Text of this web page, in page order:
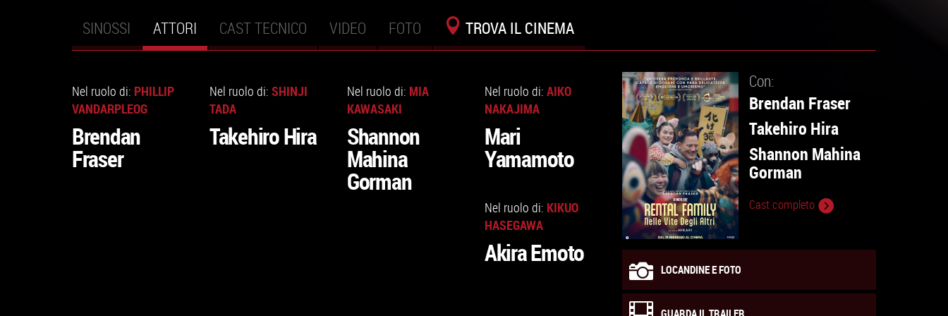
Schede primarie
SINOSSI ATTORI (SCHEDA
ATTIVA)
CAST TECNICO VIDEO FOTO TROVA IL CINEMA
Nel ruolo di: PHILLIP
VANDARPLEOG
Brendan
Fraser
Nel ruolo di: SHINJI
TADA
Takehiro Hira
Nel ruolo di: MIA
KAWASAKI
Shannon
Mahina
Gorman
Nel ruolo di: AIKO
NAKAJIMA
Mari
Yamamoto
Nel ruolo di: KIKUO
HASEGAWA
Akira Emoto
Con:
Brendan Fraser
Takehiro Hira
Shannon Mahina
Gorman
Cast completo
LOCANDINE E FOTO
GUARDA IL TRAILER